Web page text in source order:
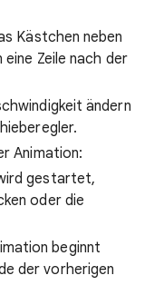
Kästchen neben
eine Zeile nach der
ändern
Animation:
gestartet,
oder die
beginnt
der vorherigen